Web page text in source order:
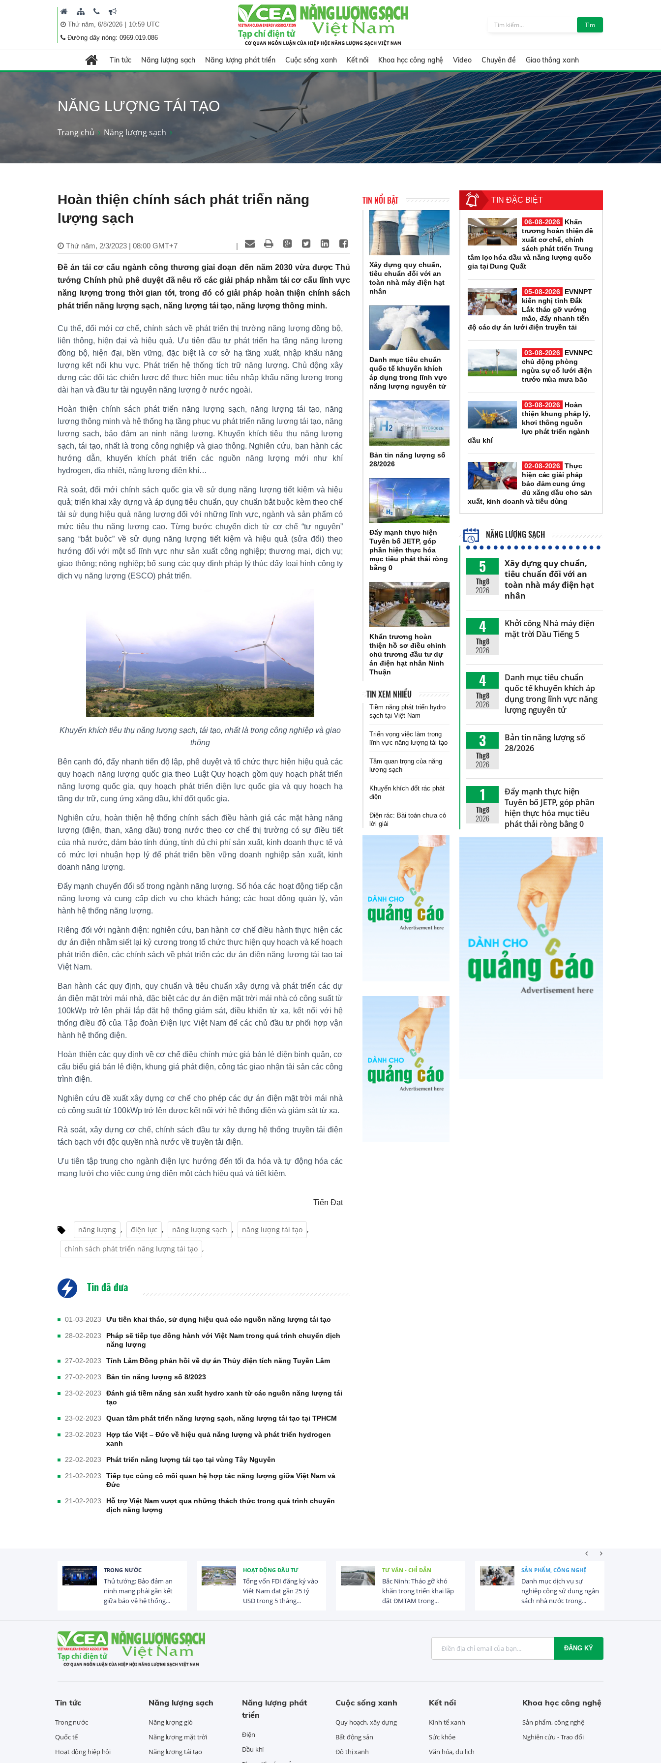
Thứ năm, 6/8/2026| 10:59 UTC
Đường dây nóng: 0969.019.086
Tìm
Tin tức Năng lượng sạch Năng lượng phát triển Cuộc sống xanh Kết nối Khoa học công nghệ Video Chuyên đề Giao thông xanh
NĂNG LƯỢNG TÁI TẠO
Trang chủ Năng lượng sạch
Hoàn thiện chính sách phát triển năng
lượng sạch
Thứ năm, 2/3/2023 | 08:00 GMT+7 |
Đề án tái cơ cấu ngành công thương giai đoạn đến năm 2030 vừa được Thủ
tướng Chính phủ phê duyệt đã nêu rõ các giải pháp nhằm tái cơ cấu lĩnh vực
năng lượng trong thời gian tới, trong đó có giải pháp hoàn thiện chính sách
phát triển năng lượng sạch, năng lượng tái tạo, năng lượng thông minh.
Cụ thể, đổi mới cơ chế, chính sách về phát triển thị trường năng lượng đồng bộ,
liên thông, hiện đại và hiệu quả. Ưu tiên đầu tư phát triển hạ tầng năng lượng
đồng bộ, hiện đại, bền vững, đặc biệt là cơ sở hạ tầng xuất, nhập khẩu năng
lượng kết nối khu vực. Phát triển hệ thống tích trữ năng lượng. Chủ động xây
dựng các đối tác chiến lược để thực hiện mục tiêu nhập khẩu năng lượng trong
dài hạn và đầu tư tài nguyên năng lượng ở nước ngoài.
Hoàn thiện chính sách phát triển năng lượng sạch, năng lượng tái tạo, năng
lượng thông minh và hệ thống hạ tầng phục vụ phát triển năng lượng tái tạo, năng
lượng sạch, bảo đảm an ninh năng lượng. Khuyến khích tiêu thụ năng lượng
sạch, tái tạo, nhất là trong công nghiệp và giao thông. Nghiên cứu, ban hành các
hướng dẫn, khuyến khích phát triển các nguồn năng lượng mới như khí
hydrogen, địa nhiệt, năng lượng điện khí…
Rà soát, đổi mới chính sách quốc gia về sử dụng năng lượng tiết kiệm và hiệu
quả; triển khai xây dựng và áp dụng tiêu chuẩn, quy chuẩn bắt buộc kèm theo chế
tài sử dụng hiệu quả năng lượng đối với những lĩnh vực, ngành và sản phẩm có
mức tiêu thụ năng lượng cao. Từng bước chuyển dịch từ cơ chế “tự nguyện”
sang “bắt buộc” về sử dụng năng lượng tiết kiệm và hiệu quả (sửa đổi) theo
hướng đối với một số lĩnh vực như sản xuất công nghiệp; thương mại, dịch vụ;
giao thông; nông nghiệp; bổ sung các quy định pháp lý thúc đẩy loại hình công ty
dịch vụ năng lượng (ESCO) phát triển.
Khuyến khích tiêu thụ năng lượng sạch, tái tạo, nhất là trong công nghiệp và giao
thông
Bên cạnh đó, đẩy nhanh tiến độ lập, phê duyệt và tổ chức thực hiện hiệu quả các
quy hoạch năng lượng quốc gia theo Luật Quy hoạch gồm quy hoạch phát triển
năng lượng quốc gia, quy hoạch phát triển điện lực quốc gia và quy hoạch hạ
tầng dự trữ, cung ứng xăng dầu, khí đốt quốc gia.
Nghiên cứu, hoàn thiện hệ thống chính sách điều hành giá các mặt hàng năng
lượng (điện, than, xăng dầu) trong nước theo cơ chế thị trường có sự điều tiết
của nhà nước, đảm bảo tính đúng, tính đủ chi phí sản xuất, kinh doanh thực tế và
có mức lợi nhuận hợp lý để phát triển bền vững doanh nghiệp sản xuất, kinh
doanh năng lượng.
Đẩy mạnh chuyển đổi số trong ngành năng lượng. Số hóa các hoạt động tiếp cận
năng lượng và cung cấp dịch vụ cho khách hàng; các hoạt động quản lý, vận
hành hệ thống năng lượng.
Riêng đối với ngành điện: nghiên cứu, ban hành cơ chế điều hành thực hiện các
dự án điện nhằm siết lại kỷ cương trong tổ chức thực hiện quy hoạch và kế hoạch
phát triển điện, các chính sách về phát triển các dự án điện năng lượng tái tạo tại
Việt Nam.
Ban hành các quy định, quy chuẩn và tiêu chuẩn xây dựng và phát triển các dự
án điện mặt trời mái nhà, đặc biệt các dự án điện mặt trời mái nhà có công suất từ
100kWp trở lên phải lắp đặt hệ thống giám sát, điều khiển từ xa, kết nối với hệ
thống điều độ của Tập đoàn Điện lực Việt Nam để các chủ đầu tư phối hợp vận
hành hệ thống điện.
Hoàn thiện các quy định về cơ chế điều chỉnh mức giá bán lẻ điện bình quân, cơ
cấu biểu giá bán lẻ điện, khung giá phát điện, công tác giao nhận tài sản các công
trình điện.
Nghiên cứu đề xuất xây dựng cơ chế cho phép các dự án điện mặt trời mái nhà
có công suất từ 100kWp trở lên được kết nối với hệ thống điện và giám sát từ xa.
Rà soát, xây dựng cơ chế, chính sách đầu tư xây dựng hệ thống truyền tải điện
tách bạch với độc quyền nhà nước về truyền tải điện.
Ưu tiên tập trung cho ngành điện lực hướng đến tối đa hóa và tự động hóa các
mạng lưới cho việc cung ứng điện một cách hiệu quả và tiết kiệm.
Tiến Đạt
: năng lượng , điện lực , năng lượng sạch , năng lượng tái tạo ,
chính sách phát triển năng lượng tái tạo ,
Tin đã đưa
01-03-2023 Ưu tiên khai thác, sử dụng hiệu quả các nguồn năng lượng tái tạo
28-02-2023
Pháp sẽ tiếp tục đồng hành với Việt Nam trong quá trình chuyển dịch
năng lượng
27-02-2023 Tỉnh Lâm Đồng phản hồi về dự án Thủy điện tích năng Tuyền Lâm
27-02-2023 Bản tin năng lượng số 8/2023
23-02-2023
Đánh giá tiềm năng sản xuất hydro xanh từ các nguồn năng lượng tái
tạo
23-02-2023 Quan tâm phát triển năng lượng sạch, năng lượng tái tạo tại TPHCM
23-02-2023
Hợp tác Việt – Đức về hiệu quả năng lượng và phát triển hydrogen
xanh
22-02-2023 Phát triển năng lượng tái tạo tại vùng Tây Nguyên
21-02-2023
Tiếp tục củng cố mối quan hệ hợp tác năng lượng giữa Việt Nam và
Đức
21-02-2023
Hỗ trợ Việt Nam vượt qua những thách thức trong quá trình chuyển
dịch năng lượng
TIN NỔI BẬT
Xây dựng quy chuẩn,
tiêu chuẩn đối với an
toàn nhà máy điện hạt
nhân
Danh mục tiêu chuẩn
quốc tế khuyến khích
áp dụng trong lĩnh vực
năng lượng nguyên tử
Bản tin năng lượng số
28/2026
Đẩy mạnh thực hiện
Tuyên bố JETP, góp
phần hiện thực hóa
mục tiêu phát thải ròng
bằng 0
Khẩn trương hoàn
thiện hồ sơ điều chỉnh
chủ trương đầu tư dự
án điện hạt nhân Ninh
Thuận
TIN XEM NHIỀU
Tiềm năng phát triển hydro
sạch tại Việt Nam
Triển vọng việc làm trong
lĩnh vực năng lượng tái tạo
Tầm quan trọng của năng
lượng sạch
Khuyến khích đốt rác phát
điện
Điện rác: Bài toán chưa có
lời giải
TIN ĐẶC BIỆT
06-08-2026
Khẩn
trương hoàn thiện đề
xuất cơ chế, chính
sách phát triển Trung
tâm lọc hóa dầu và năng lượng quốc
gia tại Dung Quất
05-08-2026
EVNNPT
kiến nghị tỉnh Đắk
Lắk tháo gỡ vướng
mắc, đẩy nhanh tiến
độ các dự án lưới điện truyền tải
03-08-2026
EVNNPC
chủ động phòng
ngừa sự cố lưới điện
trước mùa mưa bão
03-08-2026
Hoàn
thiện khung pháp lý,
khơi thông nguồn
lực phát triển ngành
dầu khí
02-08-2026 Thực
hiện các giải pháp
bảo đảm cung ứng
đủ xăng dầu cho sản
xuất, kinh doanh và tiêu dùng
NĂNG LƯỢNG SẠCH
5
Thg8
2026
Xây dựng quy chuẩn,
tiêu chuẩn đối với an
toàn nhà máy điện hạt
nhân
4
Thg8
2026
Khởi công Nhà máy điện
mặt trời Dầu Tiếng 5
4
Thg8
2026
Danh mục tiêu chuẩn
quốc tế khuyến khích áp
dụng trong lĩnh vực năng
lượng nguyên tử
3
Thg8
2026
Bản tin năng lượng số
28/2026
1
Thg8
2026
Đẩy mạnh thực hiện
Tuyên bố JETP, góp phần
hiện thực hóa mục tiêu
phát thải ròng bằng 0
TRONG NƯỚC
Thủ tướng: Bảo đảm an
ninh mạng phải gắn kết
giữa bảo vệ hệ thống...
HOẠT ĐỘNG ĐẦU TƯ
Tổng vốn FDI đăng ký vào
Việt Nam đạt gần 25 tỷ
USD trong 5 tháng...
TƯ VẤN - CHỈ DẪN
Bắc Ninh: Tháo gỡ khó
khăn trong triển khai lắp
đặt ĐMTAM trong...
SẢN PHẨM, CÔNG NGHỆ
Danh mục dịch vụ sự
nghiệp công sử dụng ngân
sách nhà nước trong...
ĐĂNG KÝ
Tin tức
Trong nước
Quốc tế
Hoạt động hiệp hội
Năng lượng sạch
Năng lượng gió
Năng lượng mặt trời
Năng lượng tái tạo
Năng lượng phát
triển
Điện
Dầu khí
Cuộc sống xanh
Quy hoạch, xây dựng
Bất động sản
Đô thị xanh
Kết nối
Kinh tế xanh
Sức khỏe
Văn hóa, du lịch
Khoa học công nghệ
Sản phẩm, công nghệ
Nghiên cứu - Trao đổi